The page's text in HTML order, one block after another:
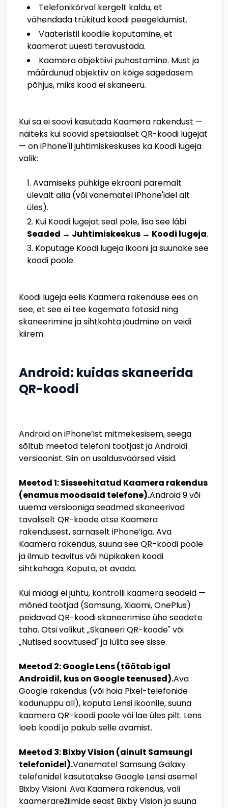
Telefonikõrval kergelt kaldu, et
vähendada trükitud koodi peegeldumist.
Vaateristil koodile koputamine, et
kaamerat uuesti teravustada.
Kaamera objektiivi puhastamine. Must ja
määrdunud objektiiv on kõige sagedasem
põhjus, miks kood ei skaneeru.
Kui sa ei soovi kasutada Kaamera rakendust —
näiteks kui soovid spetsiaalset QR-koodi lugejat
— on iPhone'il juhtimiskeskuses ka Koodi lugeja
valik:
Avamiseks pühkige ekraani paremalt
ülevalt alla (või vanematel iPhone'idel alt
üles).
Kui Koodi lugejat seal pole, lisa see läbi
Seaded → Juhtimiskeskus → Koodi lugeja.
Koputage Koodi lugeja ikooni ja suunake see
koodi poole.
Koodi lugeja eelis Kaamera rakenduse ees on
see, et see ei tee kogemata fotosid ning
skaneerimine ja sihtkohta jõudmine on veidi
kiirem.
Android: kuidas skaneerida
QR-koodi
Android on iPhone’ist mitmekesisem, seega
sõltub meetod telefoni tootjast ja Androidi
versioonist. Siin on usaldusväärsed viisid.
Meetod 1: Sisseehitatud Kaamera rakendus
(enamus moodsaid telefone).Android 9 või
uuema versiooniga seadmed skaneerivad
tavaliselt QR-koode otse Kaamera
rakendusest, sarnaselt iPhone’iga. Ava
Kaamera rakendus, suuna see QR-koodi poole
ja ilmub teavitus või hüpikaken koodi
sihtkohaga. Koputa, et avada.
Kui midagi ei juhtu, kontrolli kaamera seadeid —
mõned tootjad (Samsung, Xiaomi, OnePlus)
peidavad QR-koodi skaneerimise ühe seadete
taha. Otsi valikut „Skaneeri QR-koode" või
„Nutised soovitused" ja lülita see sisse.
Meetod 2: Google Lens (töötab igal
Androidil, kus on Google teenused).Ava
Google rakendus (või hoia Pixel-telefonide
kodunuppu all), koputa Lensi ikoonile, suuna
kaamera QR-koodi poole või lae üles pilt. Lens
loeb koodi ja pakub selle avamist.
Meetod 3: Bixby Vision (ainult Samsungi
telefonidel).Vanematel Samsung Galaxy
telefonidel kasutatakse Google Lensi asemel
Bixby Visioni. Ava Kaamera rakendus, vali
kaamerarežiimide seast Bixby Vision ja suuna